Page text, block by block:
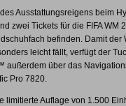
Ausstattungsreigens beim
zwei Tickets für die FIFA WM
befinden. Damit der
leicht fällt, verfügt der
außerdem über das
Pro 7820.
limitierte Auflage von 1.500